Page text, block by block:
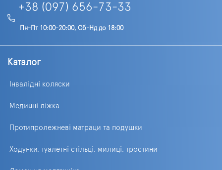
+38 (097) 656-73-33
Пн-Пт 10:00-20:00, Сб-Нд до 18:00
Каталог
Інвалідні коляски
Медичні ліжка
Протипролежневі матраци та подушки
Ходунки, туалетні стільці, милиці, тростини